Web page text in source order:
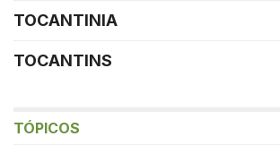
TOCANTINIA
TOCANTINS
TÓPICOS